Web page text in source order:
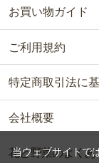
お買い物ガイド
ご利用規約
特定商取引法に
会社概要
花と野菜のよくあ
当ウェブサイトで